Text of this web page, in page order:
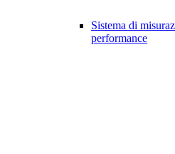
Sistema di
performance